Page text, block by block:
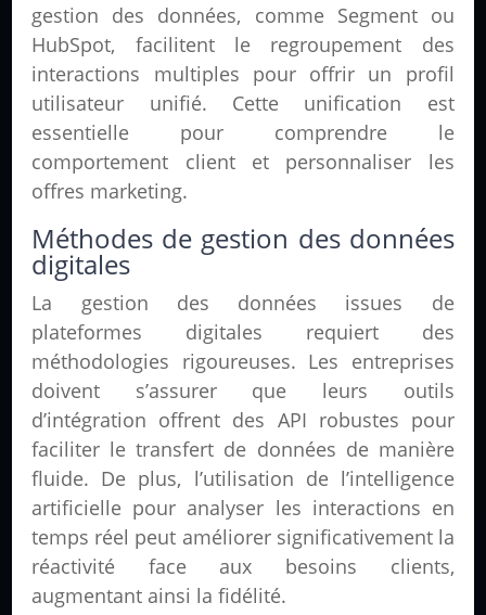
gestion des données, comme Segment ou
HubSpot, facilitent le regroupement des
interactions multiples pour offrir un profil
utilisateur unifié. Cette unification est
essentielle pour comprendre le
comportement client et personnaliser les
offres marketing.
Méthodes de gestion des données
digitales
La gestion des données issues de
plateformes digitales requiert des
méthodologies rigoureuses. Les entreprises
doivent s’assurer que leurs outils
d’intégration offrent des API robustes pour
faciliter le transfert de données de manière
fluide. De plus, l’utilisation de l’intelligence
artificielle pour analyser les interactions en
temps réel peut améliorer significativement la
réactivité face aux besoins clients,
augmentant ainsi la fidélité.